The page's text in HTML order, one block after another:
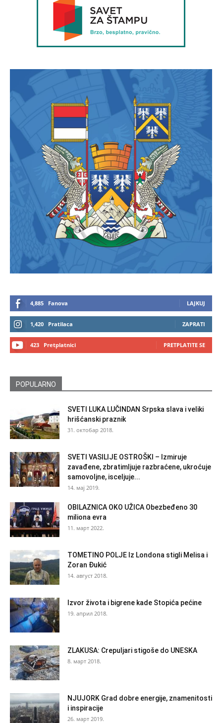
4,885 Fanova LAJKUJ
1,420 Pratilaca ZAPRATI
423 Pretplatnici PRETPLATITE SE
POPULARNO
SVETI LUKA LUČINDAN Srpska slava i veliki
hrišćanski praznik
31. октобар 2018.
SVETI VASILIJE OSTROŠKI – Izmiruje
zavađene, zbratimljuje razbraćene, ukroćuje
samovoljne, isceljuje...
14. мај 2019.
OBILAZNICA OKO UŽICA Obezbeđeno 30
miliona evra
11. март 2022.
TOMETINO POLJE Iz Londona stigli Melisa i
Zoran Đukić
14. август 2018.
Izvor života i bigrene kade Stopića pećine
19. април 2018.
ZLAKUSA: Crepuljari stigoše do UNESKA
8. март 2018.
NJUJORK Grad dobre energije, znamenitosti
i inspiracije
26. март 2019.